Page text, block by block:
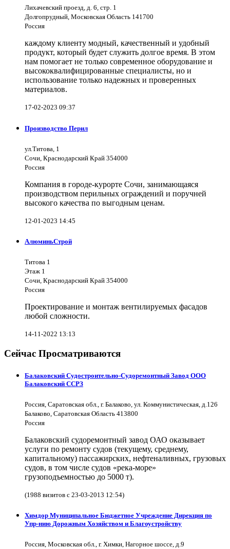
Лихачевский проезд, д. 6, стр. 1
Долгопрудный, Московская Область 141700
Россия
каждому клиенту модный, качественный и удобный
продукт, который будет служить долгое время. В этом
нам помогает не только современное оборудование и
высококвалифицированные специалисты, но и
использование только надежных и проверенных
материалов.
17-02-2023 09:37
Производство Перил
ул.Титова, 1
Сочи, Краснодарский Край 354000
Россия
Компания в городе-курорте Сочи, занимающаяся
производством перильных ограждений и поручней
высокого качества по выгодным ценам.
12-01-2023 14:45
АлюминьСтрой
Титова 1
Этаж 1
Сочи, Краснодарский Край 354000
Россия
Проектирование и монтаж вентилируемых фасадов
любой сложности.
14-11-2022 13:13
Сейчас Просматриваются
Балаковский Судостроительно-Судоремонтный Завод ООО
Балаковский ССРЗ
Россия, Саратовская обл., г. Балаково, ул. Коммунистическая, д.126
Балаково, Саратовская Область 413800
Россия
Балаковский судоремонтный завод ОАО оказывает
услуги по ремонту судов (текущему, среднему,
капитальному) пассажирских, нефтеналивных, грузовых
судов, в том числе судов «река-море»
грузоподъемностью до 5000 т).
(1988 визитов с 23-03-2013 12:54)
Химдор Муниципальное Бюджетное Учреждение Дирекция по
Упр-нию Дорожным Хозяйством и Благоустройству
Россия, Московская обл., г. Химки, Нагорное шоссе, д.9